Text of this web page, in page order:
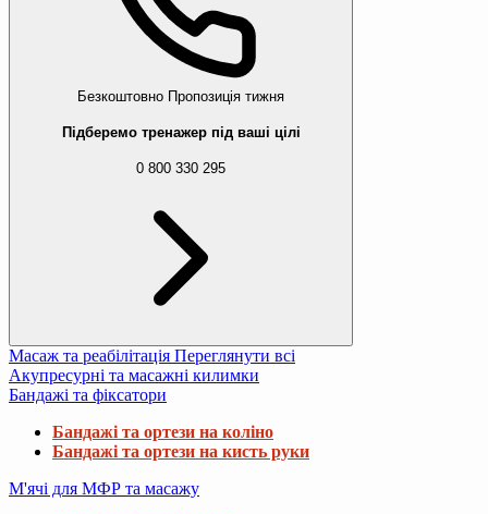
Безкоштовно Пропозиція тижня
Підберемо тренажер під ваші цілі
0 800 330 295
Масаж та реабілітація Переглянути всі
Акупресурні та масажні килимки
Бандажі та фіксатори
Бандажі та ортези на коліно
Бандажі та ортези на кисть руки
М'ячі для МФР та масажу